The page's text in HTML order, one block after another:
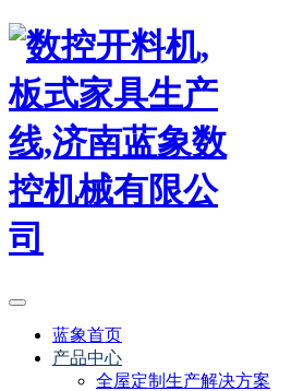
蓝象首页
产品中心
全屋定制生产解决方案